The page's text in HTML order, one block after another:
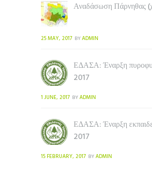
Αναδάσωση Πάρνηθας
25 MAY, 2017 BY ADMIN
ΕΔΑΣΑ: Έναρξη
2017
1 JUNE, 2017 BY ADMIN
ΕΔΑΣΑ: Έναρξη
2017
15 FEBRUARY, 2017 BY ADMIN